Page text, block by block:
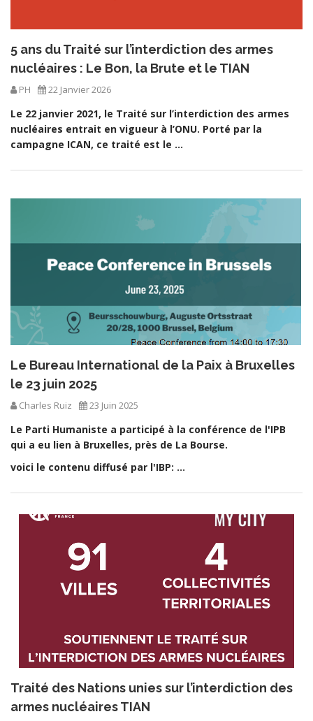
5 ans du Traité sur l’interdiction des armes
nucléaires : Le Bon, la Brute et le TIAN
PH 22 Janvier 2026
Le 22 janvier 2021, le Traité sur l’interdiction des armes
nucléaires entrait en vigueur à l’ONU. Porté par la
campagne ICAN, ce traité est le ...
Le Bureau International de la Paix à Bruxelles
le 23 juin 2025
Charles Ruiz 23 Juin 2025
Le Parti Humaniste a participé à la conférence de l'IPB
qui a eu lien à Bruxelles, près de La Bourse.
voici le contenu diffusé par l'IBP: ...
Traité des Nations unies sur l’interdiction des
armes nucléaires TIAN